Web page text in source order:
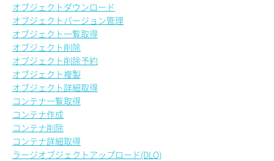
オブジェクトダウンロード
オブジェクトバージョン管理
オブジェクト一覧取得
オブジェクト削除
オブジェクト削除予約
オブジェクト複製
オブジェクト詳細取得
コンテナ一覧取得
コンテナ作成
コンテナ削除
コンテナ詳細取得
ラージオブジェクトアップロード(DLO)